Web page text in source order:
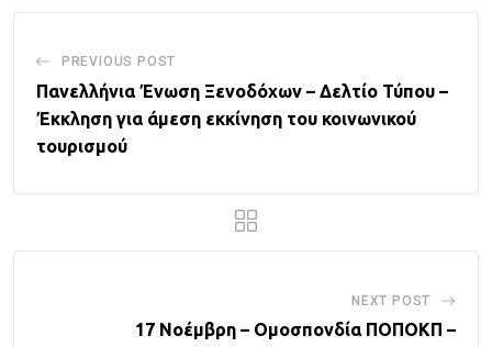
PREVIOUS POST
Πανελλήνια Ένωση Ξενοδόχων – Δελτίο Τύπου –
Έκκληση για άμεση εκκίνηση του κοινωνικού
τουρισμού
NEXT POST
17 Νοέμβρη – Ομοσπονδία ΠΟΠΟΚΠ –